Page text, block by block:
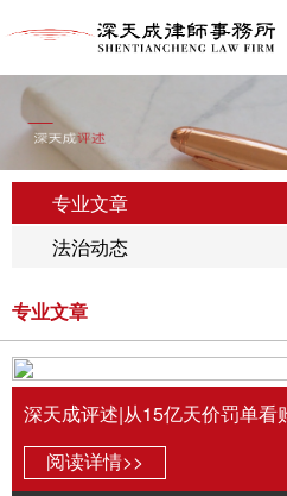
专业文章
法治动态
专业文章
深天成评述|从15亿天价罚单看
阅读详情>>